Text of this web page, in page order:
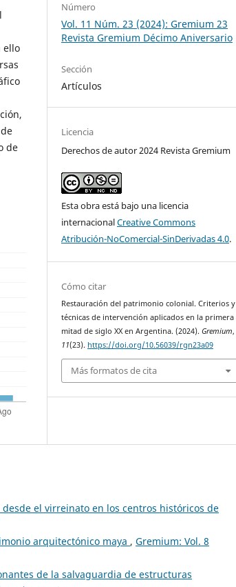
ello
de
Número
Vol. 11 Núm. 23 (2024): Gremium 23
Revista Gremium Décimo Aniversario
Sección
Artículos
Licencia
Derechos de autor 2024 Revista Gremium
Esta obra está bajo una licencia
internacionalCreative Commons
Atribución-NoComercial-SinDerivadas 4.0.
Cómo citar
Restauración del patrimonio colonial. Criterios y
técnicas de intervención aplicados en la primera
mitad de siglo XX en Argentina. (2024).Gremium,
11(23). https://doi.org/10.56039/rgn23a09
Más formatos de cita
el virreinato en los centros históricos de
arquitectónico maya , Gremium: Vol. 8
de la salvaguardia de estructuras